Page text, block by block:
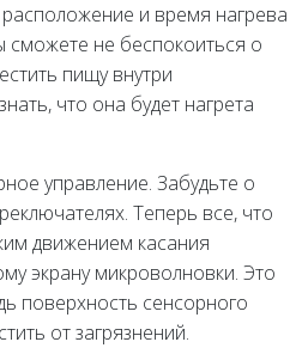
и время нагрева
сможете не беспокоиться о
пищу внутри
что она будет нагрета
управление. Забудьте о
Теперь все, что
движением касания
экрану микроволновки. Это
поверхность сенсорного
от загрязнений.